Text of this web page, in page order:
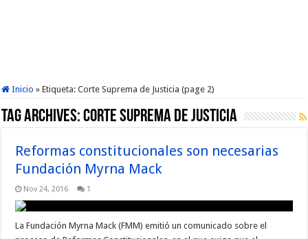
Inicio » Etiqueta:Corte Suprema de Justicia (page 2)
Tag Archives:Corte Suprema de Justicia
Reformas constitucionales son necesarias
Fundación Myrna Mack
Nov 24, 2016 1
La Fundación Myrna Mack (FMM) emitió un comunicado sobre el